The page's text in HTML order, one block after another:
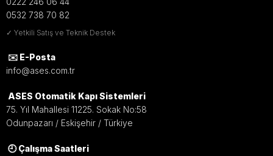
0532 738 70 82
✓ Yetkili Satış ve Teknik Destek
✉️ E-Posta
info@ases.com.tr
ASES Otomatik Kapı Sistemleri
75. Yıl Mahallesi 11225. Sokak No:58
Odunpazarı / Eskişehir / Türkiye
🕘 Çalışma Saatleri